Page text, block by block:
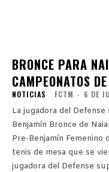
BRONCE PARA
CAMPEONATOS
NOTICIAS FCTM - 6 DE
La jugadora del
Benjamín Bronce de Naiara Sánchez (Defense) en la categoría
Pre-Benjamín Femenino
tenis de mesa que se
jugadora del Defense